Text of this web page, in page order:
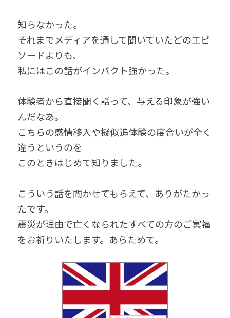
知らなかった。
それまでメディアを通して聞いていたどのエピ
ソードよりも、
私にはこの話がインパクト強かった。
体験者から直接聞く話って、与える印象が強い
んだなあ。
こちらの感情移入や擬似追体験の度合いが全く
違うというのを
このときはじめて知りました。
こういう話を聞かせてもらえて、ありがたかっ
たです。
震災が理由で亡くなられたすべての方のご冥福
をお祈りいたします。あらためて。